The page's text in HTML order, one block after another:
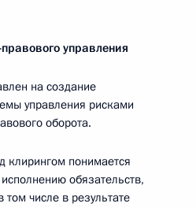
управления
на создание
управления рисками
оборота.
понимается
обязательств,
числе в результате